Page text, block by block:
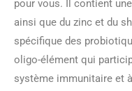
pour vous. Il contient
ainsi que du zinc et du
spécifique des
oligo-élément qui
système immunitaire et